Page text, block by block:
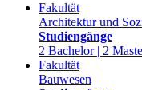
Fakultät
Architektur und
Studiengänge
2 Bachelor | 2
Fakultät
Bauwesen